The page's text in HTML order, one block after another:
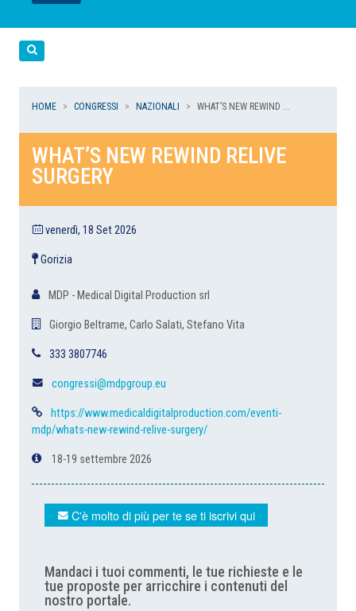
LEGGI
LEGGI
LEGGI
LEGGI
HOME CONGRESSI NAZIONALI WHAT’S NEW REWIND ...
WHAT’S NEW REWIND RELIVE
SURGERY
venerdì, 18 Set 2026
Gorizia
MDP - Medical Digital Production srl
Giorgio Beltrame, Carlo Salati, Stefano Vita
333 3807746
congressi@mdpgroup.eu
https://www.medicaldigitalproduction.com/eventi-
mdp/whats-new-rewind-relive-surgery/
18-19 settembre 2026
C'è molto di più per te se ti iscrivi qui
Mandaci i tuoi commenti, le tue richieste e le
tue proposte per arricchire i contenuti del
nostro portale.